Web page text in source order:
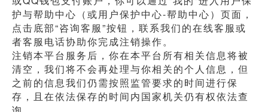
护与帮助中心（或用户保护中心-帮助中心）页面，
点击底部“咨询客服”按钮，联系我们的在线客服或
者客服电话协助你完成注销操作。
注销本平台服务后，你在本平台所有相关信息将被
清空，我们将不会再处理与你相关的个人信息，但
之前的信息我们仍需按照监管要求的时间进行保
存，且在依法保存的时间内国家机关仍有权依法查